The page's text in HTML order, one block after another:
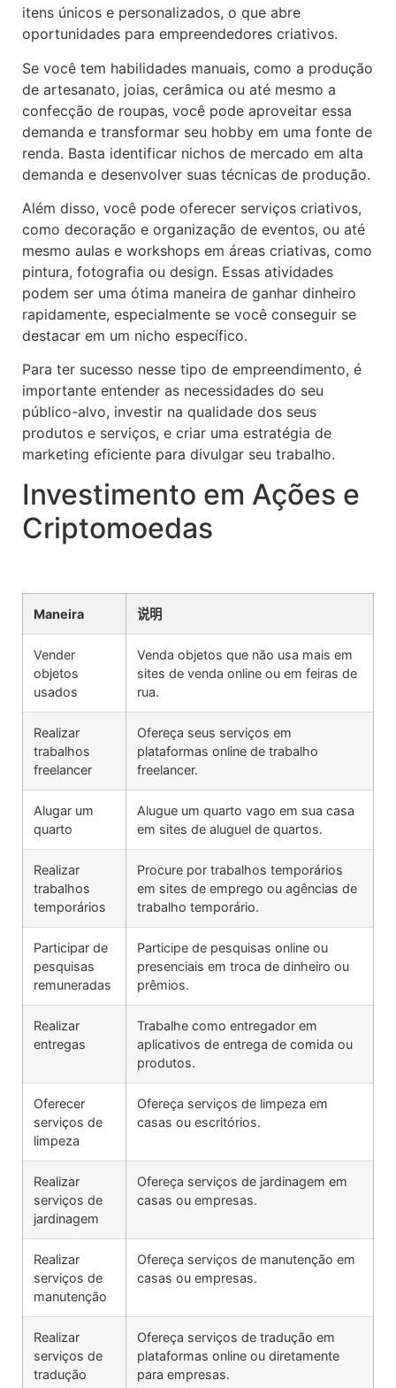
itens únicos e personalizados, o que abre
oportunidades para empreendedores criativos.
Se você tem habilidades manuais, como a produção
de artesanato, joias, cerâmica ou até mesmo a
confecção de roupas, você pode aproveitar essa
demanda e transformar seu hobby em uma fonte de
renda. Basta identificar nichos de mercado em alta
demanda e desenvolver suas técnicas de produção.
Além disso, você pode oferecer serviços criativos,
como decoração e organização de eventos, ou até
mesmo aulas e workshops em áreas criativas, como
pintura, fotografia ou design. Essas atividades
podem ser uma ótima maneira de ganhar dinheiro
rapidamente, especialmente se você conseguir se
destacar em um nicho específico.
Para ter sucesso nesse tipo de empreendimento, é
importante entender as necessidades do seu
público-alvo, investir na qualidade dos seus
produtos e serviços, e criar uma estratégia de
marketing eficiente para divulgar seu trabalho.
Investimento em Ações e
Criptomoedas
Maneira 说明
Vender
objetos
usados
Venda objetos que não usa mais em
sites de venda online ou em feiras de
rua.
Realizar
trabalhos
freelancer
Ofereça seus serviços em
plataformas online de trabalho
freelancer.
Alugar um
quarto
Alugue um quarto vago em sua casa
em sites de aluguel de quartos.
Realizar
trabalhos
temporários
Procure por trabalhos temporários
em sites de emprego ou agências de
trabalho temporário.
Participar de
pesquisas
remuneradas
Participe de pesquisas online ou
presenciais em troca de dinheiro ou
prêmios.
Realizar
entregas
Trabalhe como entregador em
aplicativos de entrega de comida ou
produtos.
Oferecer
serviços de
limpeza
Ofereça serviços de limpeza em
casas ou escritórios.
Realizar
serviços de
jardinagem
Ofereça serviços de jardinagem em
casas ou empresas.
Realizar
serviços de
manutenção
Ofereça serviços de manutenção em
casas ou empresas.
Realizar
serviços de
tradução
Ofereça serviços de tradução em
plataformas online ou diretamente
para empresas.